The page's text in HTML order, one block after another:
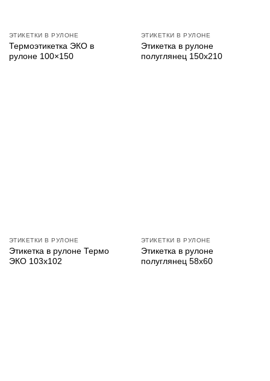
ЭТИКЕТКИ В РУЛОНЕ
Термоэтикетка ЭКО в
рулоне 100×150
ЭТИКЕТКИ В РУЛОНЕ
Этикетка в рулоне
полуглянец 150х210
ЭТИКЕТКИ В РУЛОНЕ
Этикетка в рулоне Термо
ЭКО 103х102
ЭТИКЕТКИ В РУЛОНЕ
Этикетка в рулоне
полуглянец 58х60